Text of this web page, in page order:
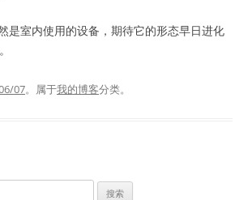
是室内使用的设备，期待它的形态早日进化
07。属于我的博客分类。